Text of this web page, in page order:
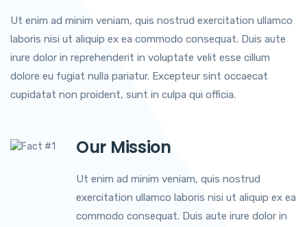
Ut enim ad minim veniam, quis nostrud exercitation ullamco
laboris nisi ut aliquip ex ea commodo consequat. Duis aute
irure dolor in reprehenderit in voluptate velit esse cillum
dolore eu fugiat nulla pariatur. Excepteur sint occaecat
cupidatat non proident, sunt in culpa qui officia.
Our Mission
Ut enim ad minim veniam, quis nostrud
exercitation ullamco laboris nisi ut aliquip ex ea
commodo consequat. Duis aute irure dolor in